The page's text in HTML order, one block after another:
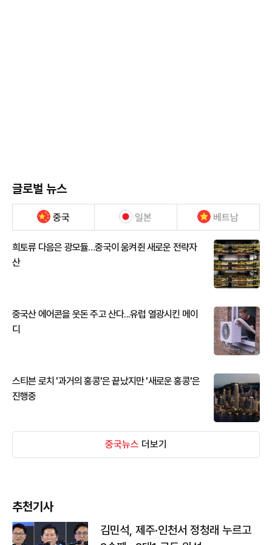
글로벌 뉴스
중국 일본 베트남
희토류 다음은 광모듈…중국이 움켜쥔 새로운 전략자
산
중국산 에어콘을 웃돈 주고 산다...유럽 열광시킨 메이
디
스티븐 로치 '과거의 홍콩'은 끝났지만 '새로운 홍콩'은
진행중
중국뉴스 더보기
추천기사
김민석, 제주·인천서 정청래 누르고